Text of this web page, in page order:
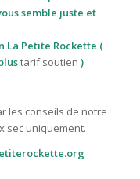
semble juste et
La Petite Rockette (
tarif soutien )
les conseils de notre
sec uniquement.